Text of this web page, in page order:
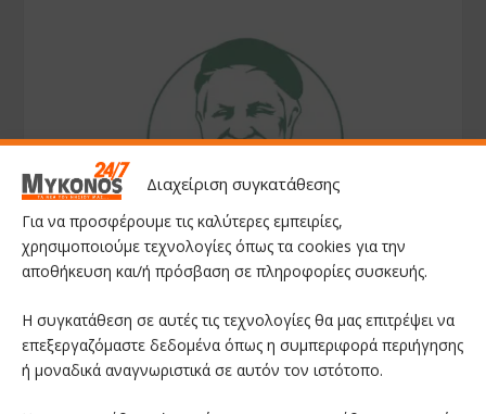
Διαχείριση συγκατάθεσης
Για να προσφέρουμε τις καλύτερες εμπειρίες,
χρησιμοποιούμε τεχνολογίες όπως τα cookies για την
αποθήκευση και/ή πρόσβαση σε πληροφορίες συσκευής.
Η συγκατάθεση σε αυτές τις τεχνολογίες θα μας επιτρέψει να
επεξεργαζόμαστε δεδομένα όπως η συμπεριφορά περιήγησης
ή μοναδικά αναγνωριστικά σε αυτόν τον ιστότοπο.